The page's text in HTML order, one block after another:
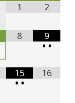
1
2
8
9
• •
15
• •
16